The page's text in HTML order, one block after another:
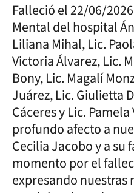
Falleció el 22/06/
Mental del hospital
Liliana Mihal, Lic.
Victoria Álvarez, Lic.
Bony, Lic. Magalí
Juárez, Lic. Giulietta
Cáceres y Lic.
profundo afecto a
Cecilia Jacobo y a su
momento por el
expresando nuestras